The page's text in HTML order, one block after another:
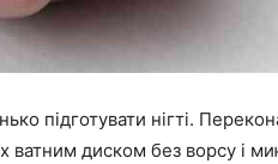
підготувати нігті.
їх ватним диском без ворсу і